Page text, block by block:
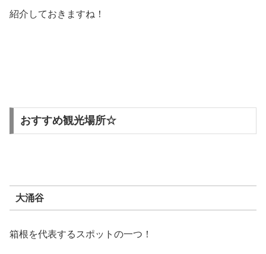
紹介しておきますね！
おすすめ観光場所☆
大涌谷
箱根を代表するスポットの一つ！